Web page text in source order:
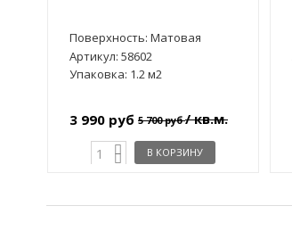
Поверхность: Матовая
Артикул: 58602
Упаковка: 1.2 м2
3 990 руб 5 700 руб/ кв.м.
В КОРЗИНУ